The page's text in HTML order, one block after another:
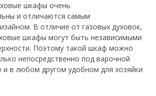
шкафы очень
и отличаются самым
В отличие от газовых духовок,
шкафы могут быть независимыми
Поэтому такой шкаф можно
непосредственно под варочной
и в любом другом удобном для хозяйки